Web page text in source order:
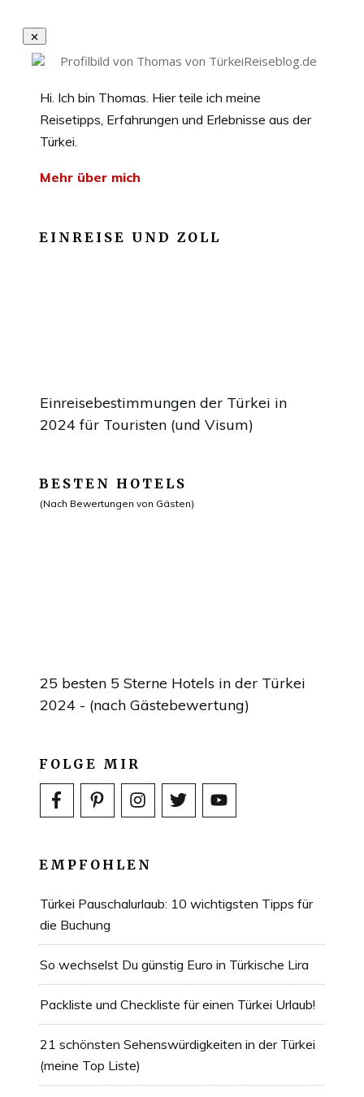
Hi. Ich bin Thomas. Hier teile ich meine
Reisetipps, Erfahrungen und Erlebnisse aus der
Türkei.
Mehr über mich
EINREISE UND ZOLL
Einreisebestimmungen der Türkei in
2024 für Touristen (und Visum)
BESTEN HOTELS
(Nach Bewertungen von Gästen)
25 besten 5 Sterne Hotels in der Türkei
2024 - (nach Gästebewertung)
FOLGE MIR
EMPFOHLEN
Türkei Pauschalurlaub: 10 wichtigsten Tipps für
die Buchung
So wechselst Du günstig Euro in Türkische Lira
Packliste und Checkliste für einen Türkei Urlaub!
21 schönsten Sehenswürdigkeiten in der Türkei
(meine Top Liste)